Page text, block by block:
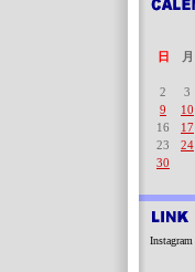
日
月
2
3
9
10
16
17
23
24
30
Instagram